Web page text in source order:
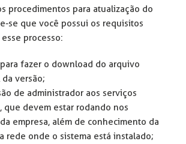
procedimentos para atualização do
se que você possui os requisitos
processo:
fazer o download do arquivo
versão;
de administrador aos serviços
que devem estar rodando nos
empresa, além de conhecimento da
rede onde o sistema está instalado;